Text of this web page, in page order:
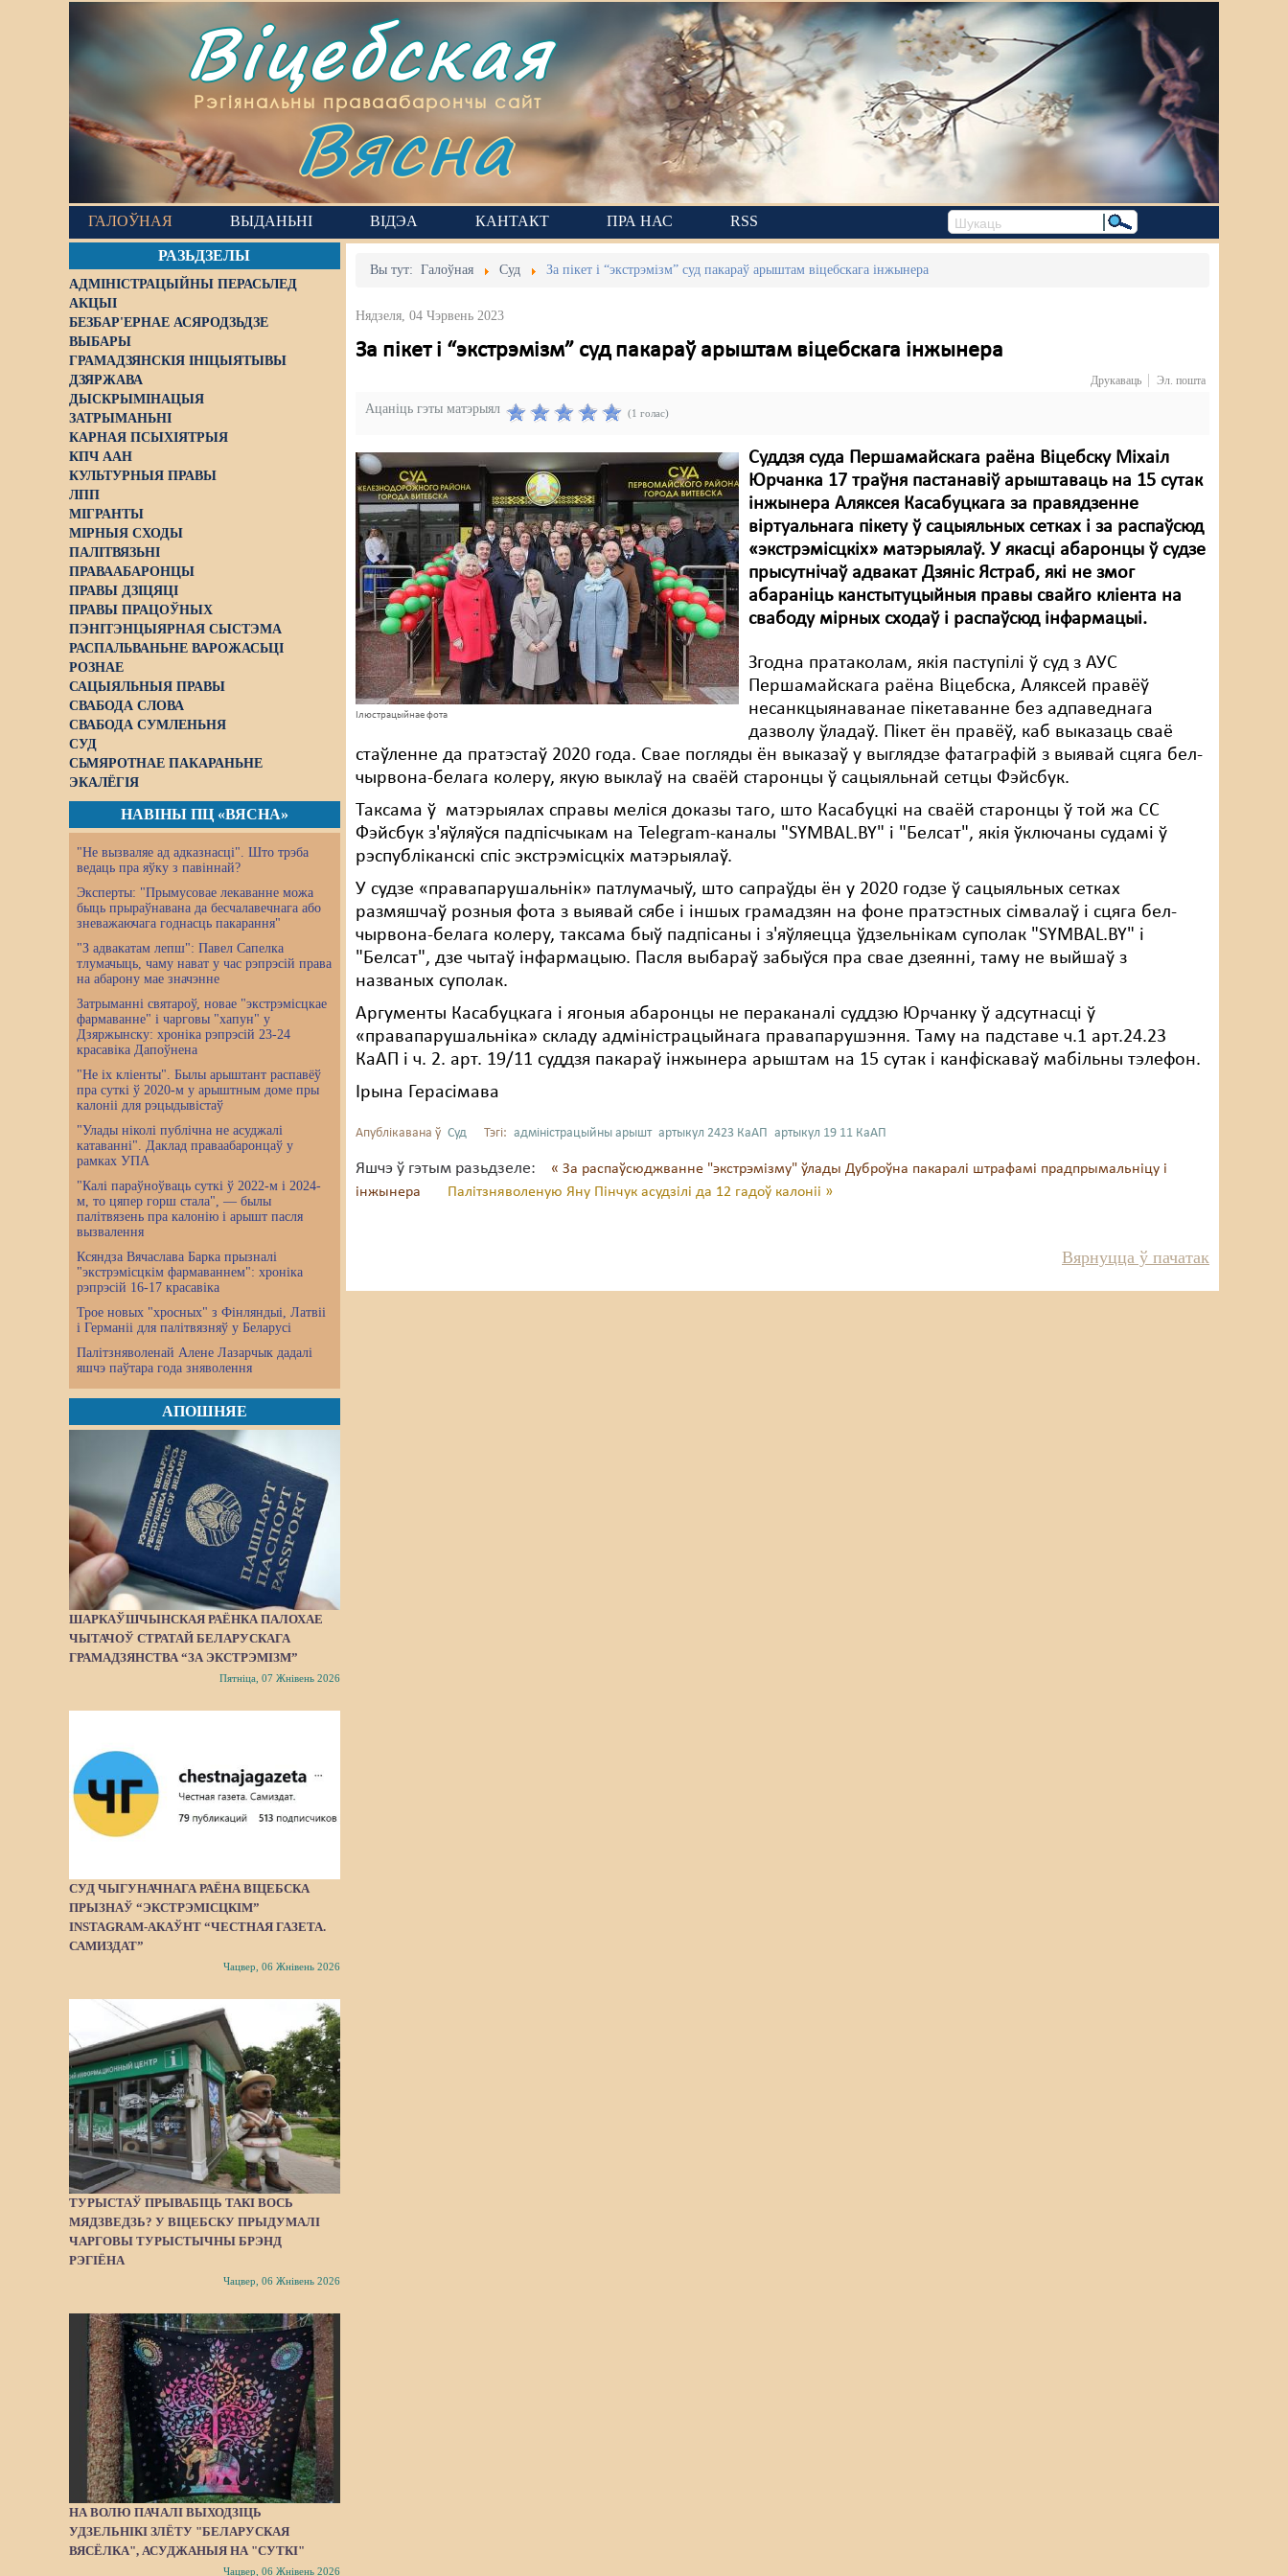
Віцебская
Рэгіянальны праваабарончы сайт
Вясна
ГАЛОЎНАЯ ВЫДАНЬНІ ВІДЭА КАНТАКТ ПРА НАС RSS
РАЗЬДЗЕЛЫ
АДМІНІСТРАЦЫЙНЫ ПЕРАСЬЛЕД
АКЦЫІ
БЕЗБАР'ЕРНАЕ АСЯРОДЗЬДЗЕ
ВЫБАРЫ
ГРАМАДЗЯНСКІЯ ІНІЦЫЯТЫВЫ
ДЗЯРЖАВА
ДЫСКРЫМІНАЦЫЯ
ЗАТРЫМАНЬНІ
КАРНАЯ ПСЫХІЯТРЫЯ
КПЧ ААН
КУЛЬТУРНЫЯ ПРАВЫ
ЛПП
МІГРАНТЫ
МІРНЫЯ СХОДЫ
ПАЛІТВЯЗЬНІ
ПРАВААБАРОНЦЫ
ПРАВЫ ДЗІЦЯЦІ
ПРАВЫ ПРАЦОЎНЫХ
ПЭНІТЭНЦЫЯРНАЯ СЫСТЭМА
РАСПАЛЬВАНЬНЕ ВАРОЖАСЬЦІ
РОЗНАЕ
САЦЫЯЛЬНЫЯ ПРАВЫ
СВАБОДА СЛОВА
СВАБОДА СУМЛЕНЬНЯ
СУД
СЬМЯРОТНАЕ ПАКАРАНЬНЕ
ЭКАЛЁГІЯ
НАВІНЫ ПЦ «ВЯСНА»
"Не вызваляе ад адказнасці". Што трэба
ведаць пра яўку з павіннай?
Эксперты: "Прымусовае лекаванне можа
быць прыраўнавана да бесчалавечнага або
зневажаючага годнасць пакарання"
"З адвакатам лепш": Павел Сапелка
тлумачыць, чаму нават у час рэпрэсій права
на абарону мае значэнне
Затрыманні святароў, новае "экстрэмісцкае
фармаванне" і чарговы "хапун" у
Дзяржынску: хроніка рэпрэсій 23-24
красавіка Дапоўнена
"Не іх кліенты". Былы арыштант распавёў
пра суткі ў 2020-м у арыштным доме пры
калоніі для рэцыдывістаў
"Улады ніколі публічна не асуджалі
катаванні". Даклад праваабаронцаў у
рамках УПА
"Калі параўноўваць суткі ў 2022-м і 2024-
м, то цяпер горш стала", — былы
палітвязень пра калонію і арышт пасля
вызвалення
Ксяндза Вячаслава Барка прызналі
"экстрэмісцкім фармаваннем": хроніка
рэпрэсій 16-17 красавіка
Трое новых "хросных" з Фінляндыі, Латвіі
і Германіі для палітвязняў у Беларусі
Палітзняволенай Алене Лазарчык дадалі
яшчэ паўтара года зняволення
АПОШНЯЕ
ШАРКАЎШЧЫНСКАЯ РАЁНКА ПАЛОХАЕ
ЧЫТАЧОЎ СТРАТАЙ БЕЛАРУСКАГА
ГРАМАДЗЯНСТВА “ЗА ЭКСТРЭМІЗМ”
Пятніца, 07 Жнівень 2026
СУД ЧЫГУНАЧНАГА РАЁНА ВІЦЕБСКА
ПРЫЗНАЎ “ЭКСТРЭМІСЦКІМ”
INSTAGRAM-АКАЎНТ “ЧЕСТНАЯ ГАЗЕТА.
САМИЗДАТ”
Чацвер, 06 Жнівень 2026
ТУРЫСТАЎ ПРЫВАБІЦЬ ТАКІ ВОСЬ
МЯДЗВЕДЗЬ? У ВІЦЕБСКУ ПРЫДУМАЛІ
ЧАРГОВЫ ТУРЫСТЫЧНЫ БРЭНД
РЭГІЁНА
Чацвер, 06 Жнівень 2026
НА ВОЛЮ ПАЧАЛІ ВЫХОДЗІЦЬ
УДЗЕЛЬНІКІ ЗЛЁТУ "БЕЛАРУСКАЯ
ВЯСЁЛКА", АСУДЖАНЫЯ НА "СУТКІ"
Чацвер, 06 Жнівень 2026
Вы тут:Галоўная Суд За пікет і “экстрэмізм” суд пакараў арыштам віцебскага інжынера
Нядзеля, 04 Чэрвень 2023
За пікет і “экстрэмізм” суд пакараў арыштам віцебскага інжынера
Друкаваць Эл. пошта
Ацаніць гэты матэрыял (1 голас)
Ілюстрацыйнае фота
Суддзя суда Першамайскага раёна Віцебску Міхаіл
Юрчанка 17 траўня пастанавіў арыштаваць на 15 сутак
інжынера Аляксея Касабуцкага за правядзенне
віртуальнага пікету ў сацыяльных сетках і за распаўсюд
«экстрэмісцкіх» матэрыялаў. У якасці абаронцы ў судзе
прысутнічаў адвакат Дзяніс Ястраб, які не змог
абараніць канстытуцыйныя правы свайго кліента на
свабоду мірных сходаў і распаўсюд інфармацыі.
Згодна пратаколам, якія паступілі ў суд з АУС
Першамайскага раёна Віцебска, Аляксей правёў
несанкцыянаванае пікетаванне без адпаведнага
дазволу ўладаў. Пікет ён правёў, каб выказаць сваё
стаўленне да пратэстаў 2020 года. Свае погляды ён выказаў у выглядзе фатаграфій з выявай сцяга бел-
чырвона-белага колеру, якую выклаў на сваёй старонцы ў сацыяльнай сетцы Фэйсбук.
Таксама ў матэрыялах справы меліся доказы таго, што Касабуцкі на сваёй старонцы ў той жа СС
Фэйсбук з'яўляўся падпісчыкам на Telegram-каналы "SYMBAL.BY" і "Белсат", якія ўключаны судамі ў
рэспубліканскі спіс экстрэмісцкіх матэрыялаў.
У судзе «правапарушальнік» патлумачыў, што сапраўды ён у 2020 годзе ў сацыяльных сетках
размяшчаў розныя фота з выявай сябе і іншых грамадзян на фоне пратэстных сімвалаў і сцяга бел-
чырвона-белага колеру, таксама быў падпісаны і з'яўляецца ўдзельнікам суполак "SYMBAL.BY" і
"Белсат", дзе чытаў інфармацыю. Пасля выбараў забыўся пра свае дзеянні, таму не выйшаў з
названых суполак.
Аргументы Касабуцкага і ягоныя абаронцы не пераканалі суддзю Юрчанку ў адсутнасці ў
«правапарушальніка» складу адміністрацыйнага правапарушэння. Таму на падставе ч.1 арт.24.23
КаАП і ч. 2. арт. 19/11 суддзя пакараў інжынера арыштам на 15 сутак і канфіскаваў мабільны тэлефон.
Ірына Герасімава
Апублікавана ў Суд Тэгі: адміністрацыйны арышт артыкул 2423 КаАП артыкул 19 11 КаАП
Яшчэ ў гэтым разьдзеле:
« За распаўсюджванне "экстрэмізму" ўлады Дуброўна пакаралі штрафамі прадпрымальніцу і
інжынера
Палітзняволеную Яну Пінчук асудзілі да 12 гадоў калоніі »
Вярнуцца ў пачатак